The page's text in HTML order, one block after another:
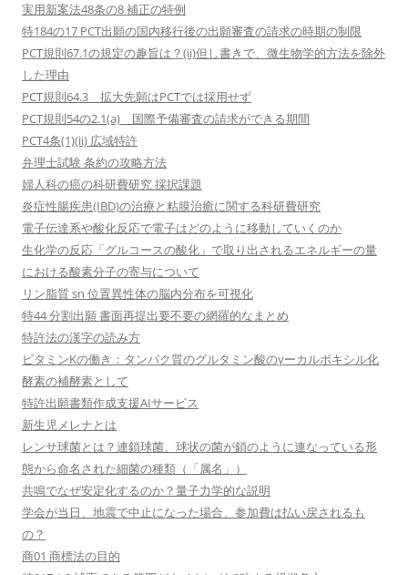
実用新案法48条の8 補正の特例
特184の17 PCT出願の国内移行後の出願審査の請求の時期の制限
PCT規則67.1の規定の趣旨は？(ii)但し書きで、微生物学的方法を除外
した理由
PCT規則64.3 拡大先願はPCTでは採用せず
PCT規則54の2.1(a) 国際予備審査の請求ができる期間
PCT4条(1)(ii) 広域特許
弁理士試験 条約の攻略方法
婦人科の癌の科研費研究 採択課題
炎症性腸疾患(IBD)の治療と粘膜治癒に関する科研費研究
電子伝達系や酸化反応で電子はどのように移動していくのか
生化学の反応「グルコースの酸化」で取り出されるエネルギーの量
における酸素分子の寄与について
リン脂質 sn 位置異性体の脳内分布を可視化
特44 分割出願 書面再提出要不要の網羅的なまとめ
特許法の漢字の読み方
ビタミンKの働き：タンパク質のグルタミン酸のγーカルボキシル化
酵素の補酵素として
特許出願書類作成支援AIサービス
新生児メレナとは
レンサ球菌とは？連鎖球菌、球状の菌が鎖のように連なっている形
態から命名された細菌の種類（「属名」）
共鳴でなぜ安定化するのか？量子力学的な説明
学会が当日、地震で中止になった場合、参加費は払い戻されるも
の？
商01 商標法の目的